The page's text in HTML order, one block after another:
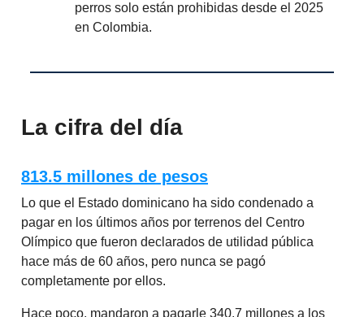
perros solo están prohibidas desde el 2025
en Colombia.
La cifra del día
813.5 millones de pesos
Lo que el Estado dominicano ha sido condenado a
pagar en los últimos años por terrenos del Centro
Olímpico que fueron declarados de utilidad pública
hace más de 60 años, pero nunca se pagó
completamente por ellos.
Hace poco, mandaron a pagarle 340.7 millones a los